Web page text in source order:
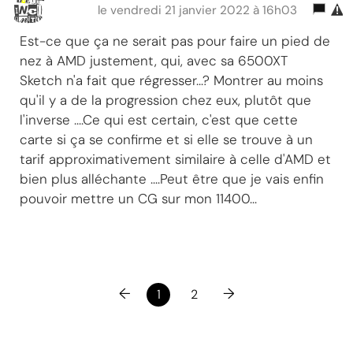
le vendredi 21 janvier 2022 à 16h03
Est-ce que ça ne serait pas pour faire un pied de
nez à AMD justement, qui, avec sa 6500XT
Sketch n'a fait que régresser...? Montrer au moins
qu'il y a de la progression chez eux, plutôt que
l'inverse ....Ce qui est certain, c'est que cette
carte si ça se confirme et si elle se trouve à un
tarif approximativement similaire à celle d'AMD et
bien plus alléchante ....Peut être que je vais enfin
pouvoir mettre un CG sur mon 11400...
← 1 2 →